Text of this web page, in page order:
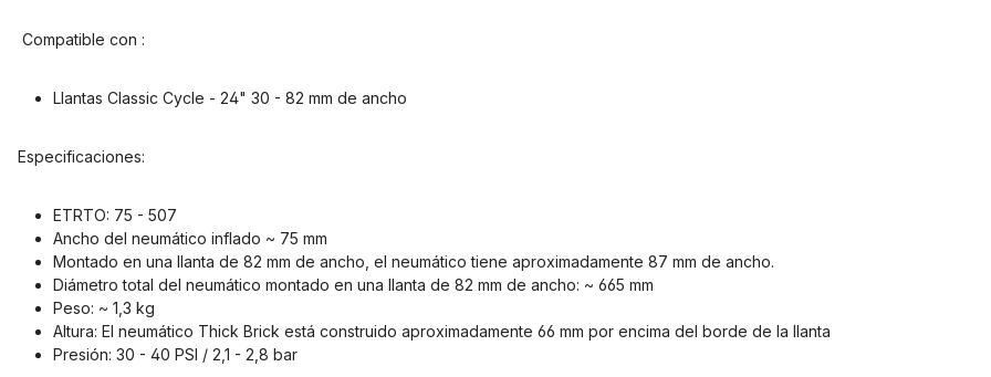
Compatible con :
Llantas Classic Cycle - 24" 30 - 82 mm de ancho
Especificaciones:
ETRTO: 75 - 507
Ancho del neumático inflado ~ 75 mm
Montado en una llanta de 82 mm de ancho, el neumático tiene aproximadamente 87 mm de ancho.
Diámetro total del neumático montado en una llanta de 82 mm de ancho: ~ 665 mm
Peso: ~ 1,3 kg
Altura: El neumático Thick Brick está construido aproximadamente 66 mm por encima del borde de la llanta
Presión: 30 - 40 PSI / 2,1 - 2,8 bar